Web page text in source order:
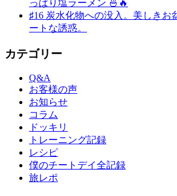
っぱり塩ラーメン 🍜🔥
♯16 炭水化物への没入。美しきお
ートな誘惑。
カテゴリー
Q&A
お客様の声
お知らせ
コラム
ドッキリ
トレーニング記録
レシピ
僕のチートデイ全記録
旅レポ